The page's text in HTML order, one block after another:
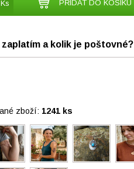
Ks PŘIDAT DO KOŠÍKU
zaplatím a kolik je poštovné?
zboží: 1241 ks